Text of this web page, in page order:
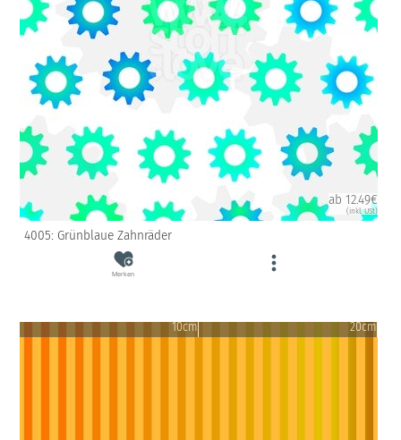
ab 12.49€
(inkl. USt)
4005: Grünblaue Zahnräder
Merken
10cm 20cm